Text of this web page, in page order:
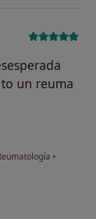
un reuma
•